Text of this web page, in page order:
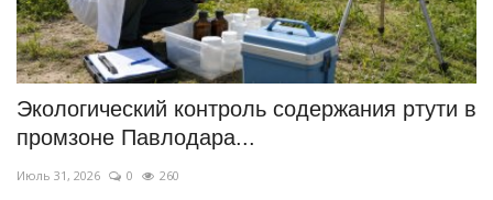
Экологический контроль содержания ртути в
промзоне Павлодара...
Июль 31, 2026 0 260